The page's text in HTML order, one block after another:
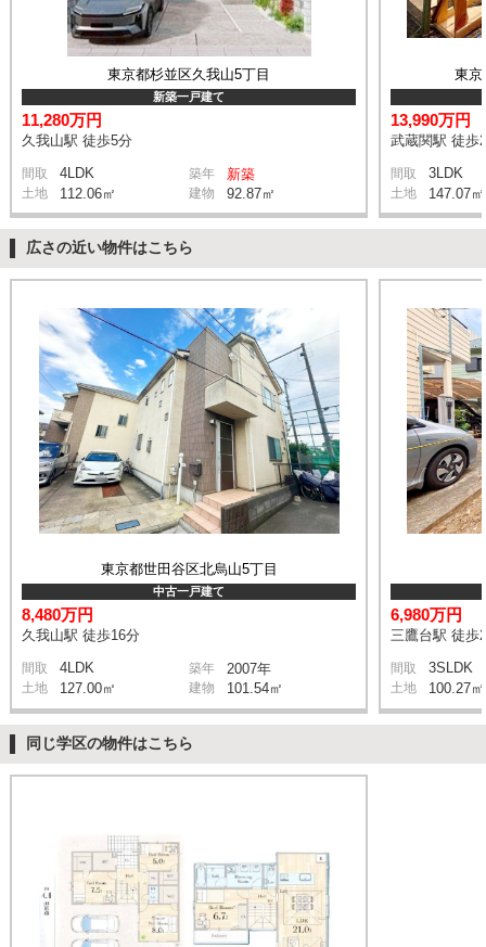
東京都杉並区久我山5丁目
新築一戸建て
11,280万円
久我山駅 徒歩5分
間取 4LDK 築年 新築
土地 112.06㎡ 建物 92.87㎡
東京
13,990万円
武蔵関駅 徒歩
間取 3LDK
土地 147.07㎡
広さの近い物件はこちら
東京都世田谷区北烏山5丁目
中古一戸建て
8,480万円
久我山駅 徒歩16分
間取 4LDK 築年 2007年
土地 127.00㎡ 建物 101.54㎡
6,980万円
三鷹台駅 徒歩
間取 3SLDK
土地 100.27㎡
同じ学区の物件はこちら